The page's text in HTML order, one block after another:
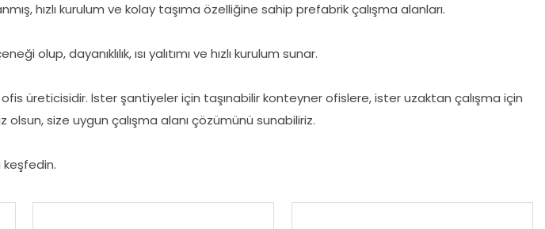
hızlı kurulum ve kolay taşıma özelliğine sahip prefabrik çalışma alanları.
dayanıklılık, ısı yalıtımı ve hızlı kurulum sunar.
üreticisidir. İster şantiyeler için taşınabilir konteyner ofislere, ister uzaktan çalışma için
size uygun çalışma alanı çözümünü sunabiliriz.